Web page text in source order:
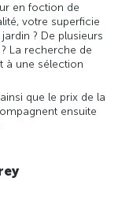
en foction de
votre superficie
? De plusieurs
La recherche de
à une sélection
que le prix de la
ensuite